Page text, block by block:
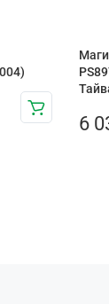
6